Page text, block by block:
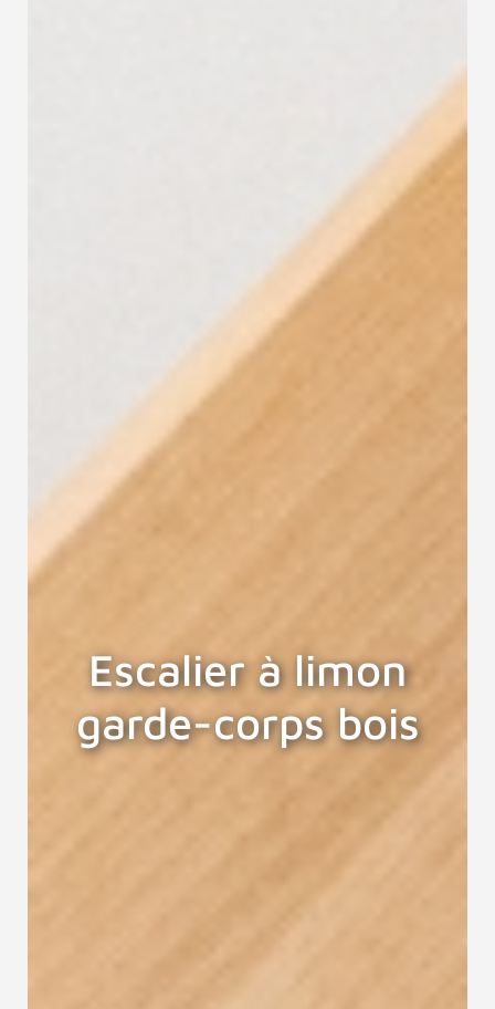
Escalier à limon
garde-corps bois